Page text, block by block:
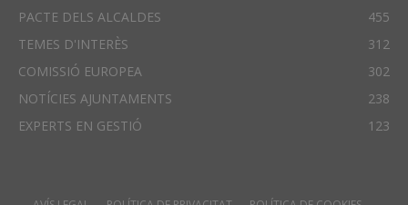
PACTE DELS ALCALDES
455
TEMES D'INTERÈS
312
COMISSIÓ EUROPEA
302
NOTÍCIES AJUNTAMENTS
238
EXPERTS EN GESTIÓ
123